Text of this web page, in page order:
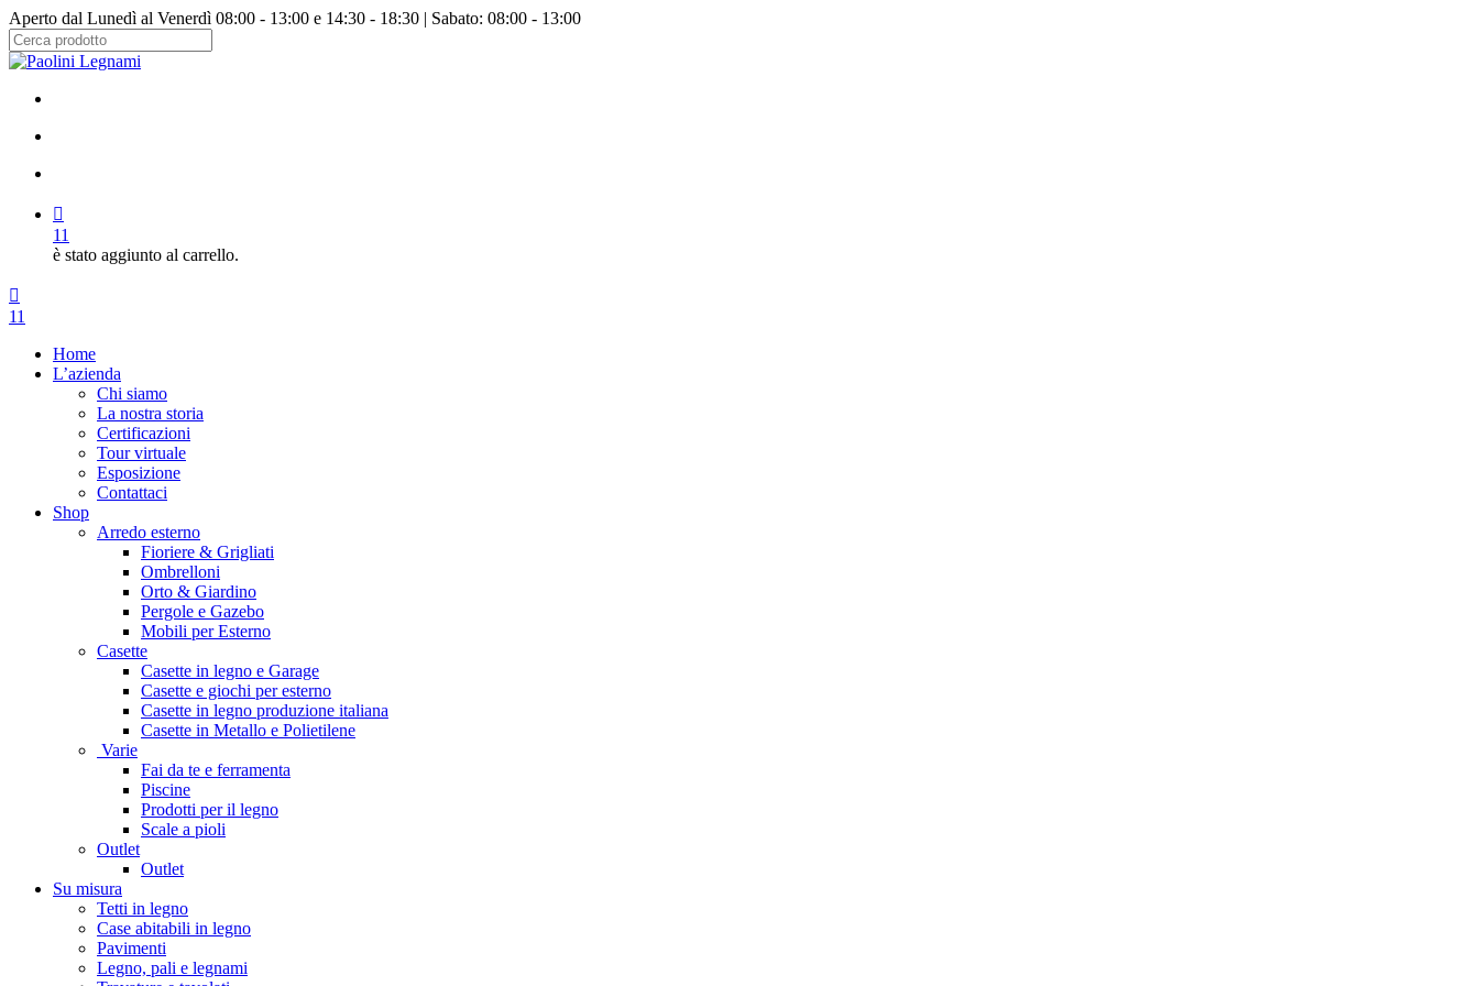
Salta
al
contenuto
Aperto dal Lunedì al Venerdì 08:00 - 13:00 e 14:30 - 18:30 | Sabato: 08:00 - 13:00
Chiudi
11
è stato aggiunto al carrello.
Menu
cerca
account
11
Home
L’azienda
Chi siamo
La nostra storia
Certificazioni
Tour virtuale
Esposizione
Contattaci
Shop
Arredo esterno
Fioriere & Grigliati
Ombrelloni
Orto & Giardino
Pergole e Gazebo
Mobili per Esterno
Casette
Casette in legno e Garage
Casette e giochi per esterno
Casette in legno produzione italiana
Casette in Metallo e Polietilene
Varie
Fai da te e ferramenta
Piscine
Prodotti per il legno
Scale a pioli
Outlet
Outlet
Su misura
Tetti in legno
Case abitabili in legno
Pavimenti
Legno, pali e legnami